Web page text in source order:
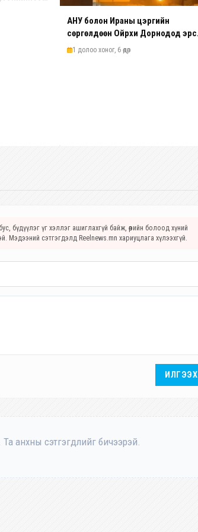
АНУ болон Ираны цэргийн
сөргөлдөөн Ойрхи Дорнодод эрс
ширүүсэв
1 долоо хоног, 6 өдөр
бүдүүлэг үг хэллэг ашиглахгүй байж, өөрийн болоод хүний
Мэдээний сэтгэгдэлд Reelnews.mn хариуцлага хүлээхгүй.
ИЛГЭЭХ
анхны сэтгэгдлийг бичээрэй.